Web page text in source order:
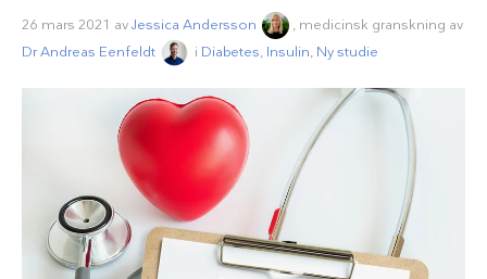
26 mars 2021 avJessica Andersson
, medicinsk granskning av
Dr Andreas Eenfeldt
i Diabetes, Insulin, Ny studie